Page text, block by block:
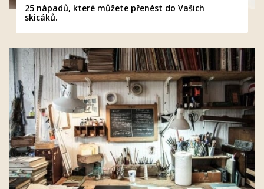
25 nápadů, které můžete přenést do Vašich
skicáků.